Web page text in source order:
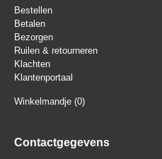
Bestellen
Betalen
Bezorgen
Ruilen & retourneren
Klachten
Klantenportaal
Winkelmandje (0)
Contactgegevens